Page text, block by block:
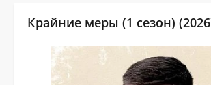
Крайние меры (1 сезон)